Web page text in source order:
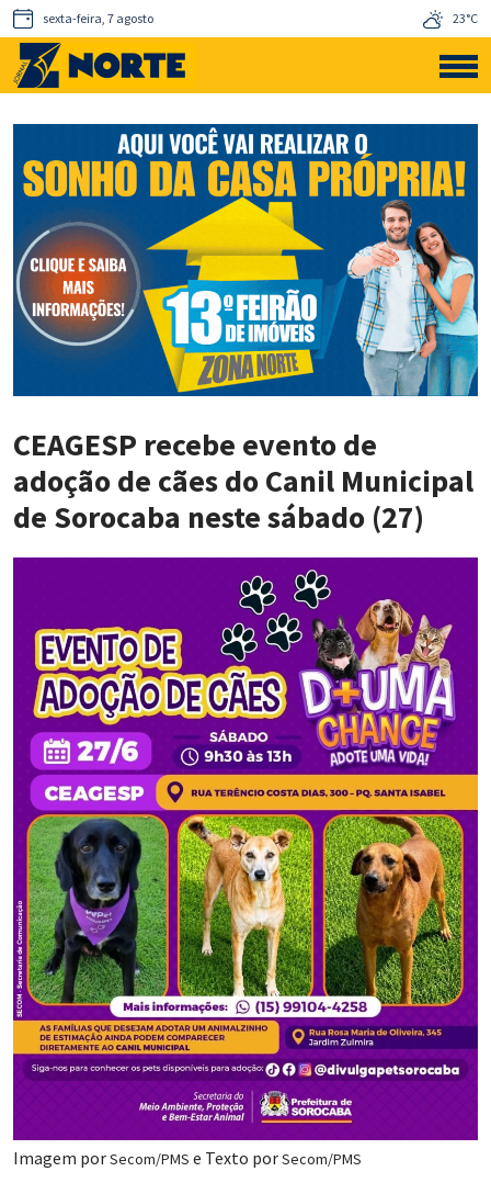
sexta-feira, 7 agosto 23°C
CEAGESP recebe evento de
adoção de cães do Canil Municipal
de Sorocaba neste sábado (27)
Imagem porSecom/PMS e Texto porSecom/PMS